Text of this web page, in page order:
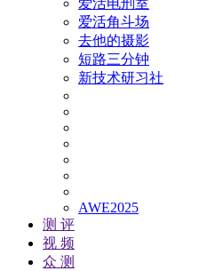
爱活电刑室
爱活角斗场
去他的摄影
短路三分钟
新技术研习社
AWE2025
测 评
视 频
众 测